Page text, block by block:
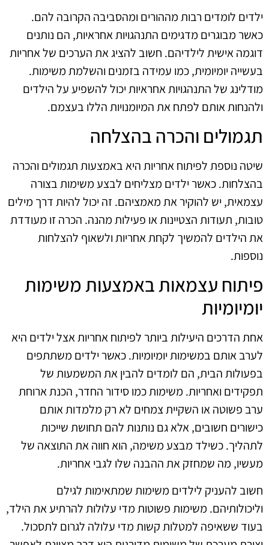
ילדים לומדים רבות מההורים ומהסביבה הקרובה להם.
כאשר מבוגרים מדגימים התנהגויות אחראיות, הם נותנים
דוגמה אישית לילדיהם. חשוב להציג את הערכים של אחריות
בעשייה יומיומית, כמו עמידה בזמנים והשלמת משימות.
מודלינג של התנהגויות אחראיות יכול להשפיע על הילדים
ולהנחות אותם לפתח את המיומנויות הללו בעצמם.
תגמולים והכרה בהצלחה
שיטה נוספת לפיתוח אחריות היא באמצעות תגמולים והכרה
בהצלחות. כאשר ילדים מצליחים לבצע משימות בצורה
עצמאית, יש להוקיר את מאמציהם. זה יכול להיות דרך מילים
טובות, תעודות הצטיינות או פעילות מהנה. הכרה זו מעודדת
את הילדים להמשיך לקחת אחריות ולשאוף להצלחות
נוספות.
פיתוח עצמאות באמצעות משימות
יומיומיות
אחת הדרכים היעילות ביותר לפיתוח אחריות אצל ילדים היא
לערב אותם במשימות יומיומיות. כאשר ילדים משתתפים
בפעולות הבית, הם לומדים להבין את המשמעות של
תפקידים ואחריות. משימות כמו סידור החדר, הכנת ארוחת
ערב פשוטה או השקיית צמחים לא רק מלמדות אותם
כישורים חשובים, אלא גם נותנות להם תחושת שייכות
לתהליך. כשילד מבצע משימה, הוא חווה את התוצאה של
מעשיו, מה שמחזק את ההבנה שלו לגבי אחריות.
חשוב להעניק לילדים משימות שמתאימות לגילם
וליכולותיהם. משימות פשוטות מדי עלולות להרתיע את הילד,
בעוד ששאיפה למטלות קשות מדי עלולה לגרום לתסכול.